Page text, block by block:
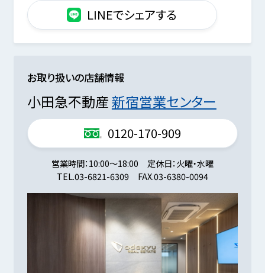
LINEでシェアする
お取り扱いの店舗情報
小田急不動産新宿営業センター
0120-170-909
営業時間 10:00～18:00 定休日 火曜・水曜
TEL.03-6821-6309 FAX.03-6380-0094